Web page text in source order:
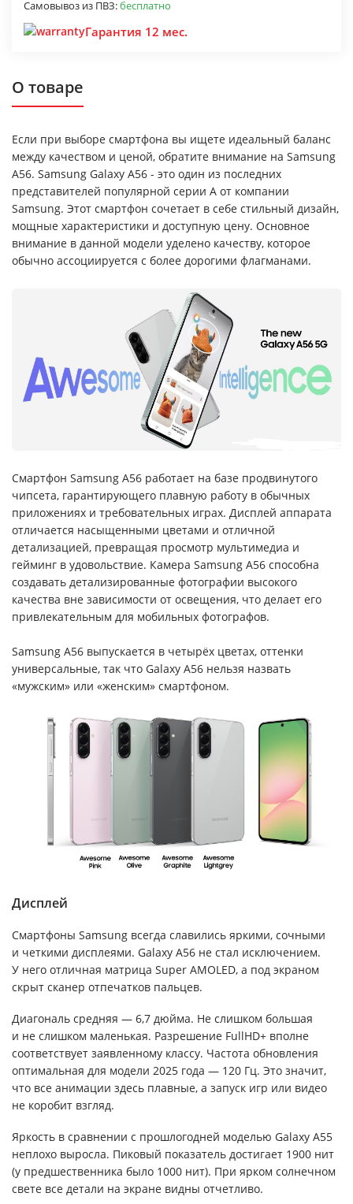
Самовывоз из ПВЗ:бесплатно
Гарантия 12 мес.
О товаре
Если при выборе смартфона вы ищете идеальный баланс
между качеством и ценой, обратите внимание на Samsung
A56. Samsung Galaxy A56 - это один из последних
представителей популярной серии A от компании
Samsung. Этот смартфон сочетает в себе стильный дизайн,
мощные характеристики и доступную цену. Основное
внимание в данной модели уделено качеству, которое
обычно ассоциируется с более дорогими флагманами.
Смартфон Samsung A56 работает на базе продвинутого
чипсета, гарантирующего плавную работу в обычных
приложениях и требовательных играх. Дисплей аппарата
отличается насыщенными цветами и отличной
детализацией, превращая просмотр мультимедиа и
гейминг в удовольствие. Камера Samsung A56 способна
создавать детализированные фотографии высокого
качества вне зависимости от освещения, что делает его
привлекательным для мобильных фотографов.
Samsung A56 выпускается в четырёх цветах, оттенки
универсальные, так что Galaxy A56 нельзя назвать
«мужским» или «женским» смартфоном.
Дисплей
Смартфоны Samsung всегда славились яркими, сочными
и четкими дисплеями. Galaxy A56 не стал исключением.
У него отличная матрица Super AMOLED, а под экраном
скрыт сканер отпечатков пальцев.
Диагональ средняя — 6,7 дюйма. Не слишком большая
и не слишком маленькая. Разрешение FullHD+ вполне
соответствует заявленному классу. Частота обновления
оптимальная для модели 2025 года — 120 Гц. Это значит,
что все анимации здесь плавные, а запуск игр или видео
не коробит взгляд.
Яркость в сравнении с прошлогодней моделью Galaxy A55
неплохо выросла. Пиковый показатель достигает 1900 нит
(у предшественника было 1000 нит). При ярком солнечном
свете все детали на экране видны отчетливо.